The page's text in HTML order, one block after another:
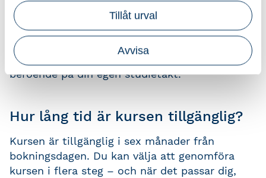
Tillåt urval
Avvisa
Effektiv kurstid
Kursen tar 1,5-2 timmar att genomföra
beroende på din egen studietakt.
Hur lång tid är kursen tillgänglig?
Kursen är tillgänglig i sex månader från
bokningsdagen. Du kan välja att genomföra
kursen i flera steg – och när det passar dig,